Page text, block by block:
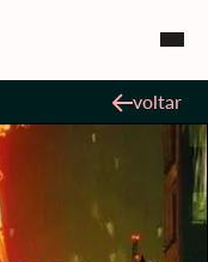
voltar